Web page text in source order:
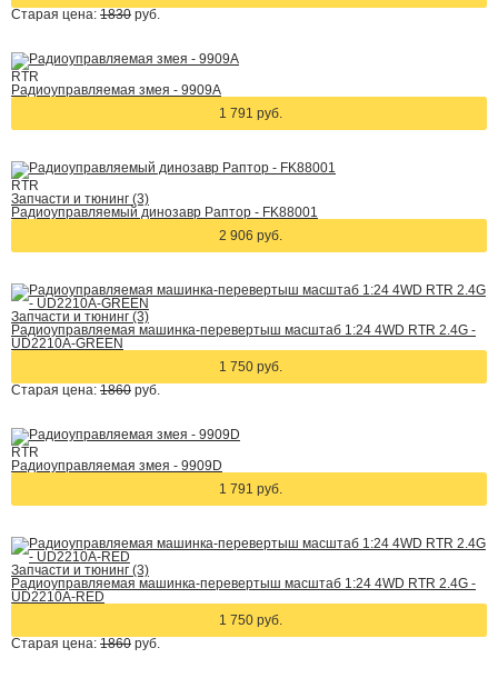
Старая цена: 1830 руб.
RTR
Радиоуправляемая змея - 9909A
1 791 руб.
RTR
Запчасти и тюнинг (3)
Радиоуправляемый динозавр Раптор - FK88001
2 906 руб.
Запчасти и тюнинг (3)
Радиоуправляемая машинка-перевертыш масштаб 1:24 4WD RTR 2.4G -
UD2210A-GREEN
1 750 руб.
Старая цена: 1860 руб.
RTR
Радиоуправляемая змея - 9909D
1 791 руб.
Запчасти и тюнинг (3)
Радиоуправляемая машинка-перевертыш масштаб 1:24 4WD RTR 2.4G -
UD2210A-RED
1 750 руб.
Старая цена: 1860 руб.